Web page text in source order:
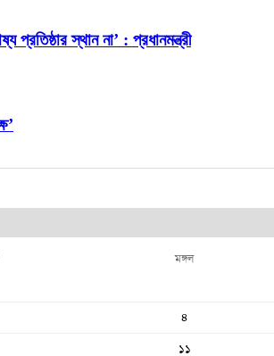
স্থান না’ : প্রধানমন্ত্রী
মঙ্গল
৪
১১